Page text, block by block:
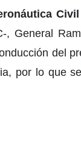
Civil
, General
del
por lo que